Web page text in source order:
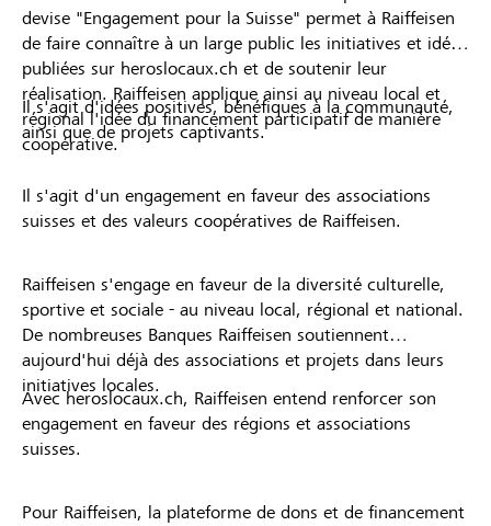
devise "Engagement pour la Suisse" permet à Raiffeisen
de faire connaître à un large public les initiatives et idées
publiées sur heroslocaux.ch et de soutenir leur
réalisation. Raiffeisen applique ainsi au niveau local et
régional l'idée du financement participatif de manière
coopérative.
Il s'agit d'idées positives, bénéfiques à la communauté,
ainsi que de projets captivants.
Il s'agit d'un engagement en faveur des associations
suisses et des valeurs coopératives de Raiffeisen.
Raiffeisen s'engage en faveur de la diversité culturelle,
sportive et sociale - au niveau local, régional et national.
De nombreuses Banques Raiffeisen soutiennent
aujourd'hui déjà des associations et projets dans leurs
initiatives locales.
Avec heroslocaux.ch, Raiffeisen entend renforcer son
engagement en faveur des régions et associations
suisses.
Pour Raiffeisen, la plateforme de dons et de financement